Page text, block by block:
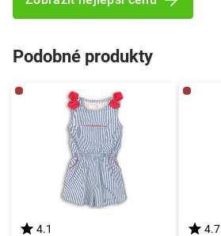
Podobné produkty
4.1 4.7